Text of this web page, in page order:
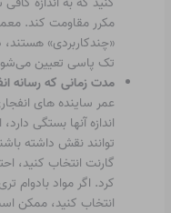
مکرر مقاومت کند.
«چندکاربردی» هستند،
تک پاسی تعیین
مدت زمانی که رسانه
عمر ساینده های
اندازه آنها بستگی
توانند نقش داشته
گارنت انتخاب کنید،
کرد. اگر مواد بادوام
انتخاب کنید، ممکن